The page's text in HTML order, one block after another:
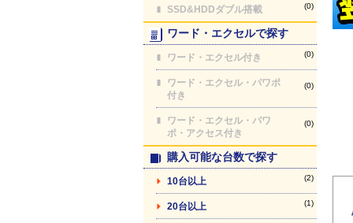
SSD&HDDダブル搭載 (0)
ワード・エクセルで探す
ワード・エクセル付き (0)
ワード・エクセル・パワポ
付き
(0)
ワード・エクセル・パワ
ポ・アクセス付き
(0)
購入可能な台数で探す
10台以上 (2)
20台以上 (1)